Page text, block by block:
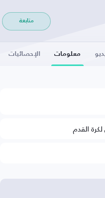
متابعة
معلومات الإحصائيات
لكرة القدم